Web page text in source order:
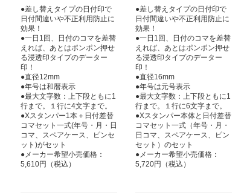
●差し替えタイプの日付印で
日付間違いや不正利用防止に
効果！
●一日1回、日付のコマを差替
えれば、あとはポンポン押せ
る浸透印タイプのデーター
印！
●直径12mm
●年号は和暦表示
●最大文字数：上下段ともに1
行まで。１行に4文字まで。
●Xスタンパー1本＋日付差替
コマセット一式(年号・月・日
コマ、スペアケース、ピンセ
ット)がセット
●メーカー希望小売価格：
5,610円（税込）
●差し替えタイプの日付印で
日付間違いや不正利用防止に
効果！
●一日1回、日付のコマを差替
えれば、あとはポンポン押せ
る浸透印タイプのデーター
印！
●直径16mm
●年号は元号表示
●最大文字数：上下段ともに1
行まで。１行に6文字まで。
●Xスタンパー本体と日付差替
コマセット一式（年号・月・
日コマ、スペアケース、ピン
セット）のセット
●メーカー希望小売価格：
5,720円（税込）